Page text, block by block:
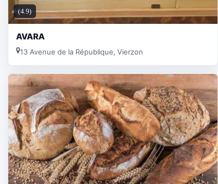
(4.9)
AVARA
13 Avenue de la République, Vierzon